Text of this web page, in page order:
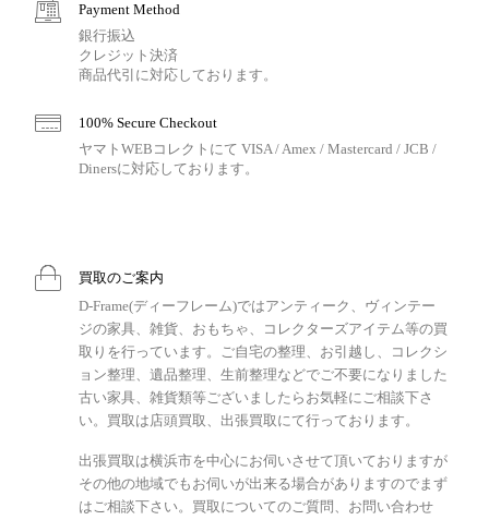
Payment Method
銀行振込
クレジット決済
商品代引に対応しております。
100% Secure Checkout
ヤマトWEBコレクトにて VISA / Amex / Mastercard / JCB /
Dinersに対応しております。
買取のご案内
D-Frame(ディーフレーム)ではアンティーク、ヴィンテー
ジの家具、雑貨、おもちゃ、コレクターズアイテム等の買
取りを行っています。ご自宅の整理、お引越し、コレクシ
ョン整理、遺品整理、生前整理などでご不要になりました
古い家具、雑貨類等ございましたらお気軽にご相談下さ
い。買取は店頭買取、出張買取にて行っております。
出張買取は横浜市を中心にお伺いさせて頂いておりますが
その他の地域でもお伺いが出来る場合がありますのでまず
はご相談下さい。買取についてのご質問、お問い合わせ